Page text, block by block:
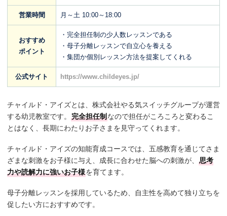
営業時間 月～土 10:00～18:00
おすすめ
ポイント
・完全担任制の少人数レッスンである
・母子分離レッスンで自立心を養える
・集団か個別レッスン方法を提案してくれる
公式サイト https://www.childeyes.jp/
チャイルド・アイズとは、株式会社やる気スイッチグループが運営
する幼児教室です。 完全担任制 なので担任がころころと変わるこ
とはなく、長期にわたりお子さまを見守ってくれます。
チャイルド・アイズの知能育成コースでは、五感教育を通じてさま
ざまな刺激をお子様に与え、成長に合わせた脳への刺激が、 思考
力や読解力に強いお子様を育てます。
母子分離レッスンを採用しているため、自主性を高めて独り立ちを
促したい方におすすめです。